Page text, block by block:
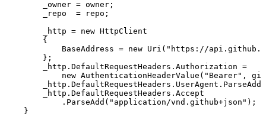
        _owner
= owner;
        _repo
= repo;
        _http
= new HttpClient
        {
            BaseAddress
= new Uri ( " https://
        };
        _http
. DefaultRequestHeaders . Authorization =
            new
AuthenticationHeaderValue ( " Bearer" ,
        _http
. DefaultRequestHeaders . UserAgent . ParseAdd
        _http
. DefaultRequestHeaders . Accept
            .
ParseAdd ( " application/vnd.github+json " );
    }